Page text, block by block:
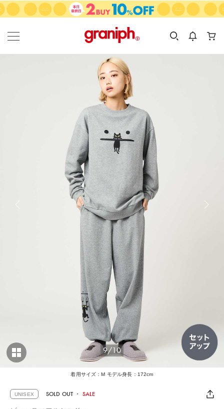
カテゴリーから探す
KIDS
カテゴリ
サイズ
着用サイズ：M モデル身長：172cm
9/10
UNISEX SOLD OUT ・ SALE